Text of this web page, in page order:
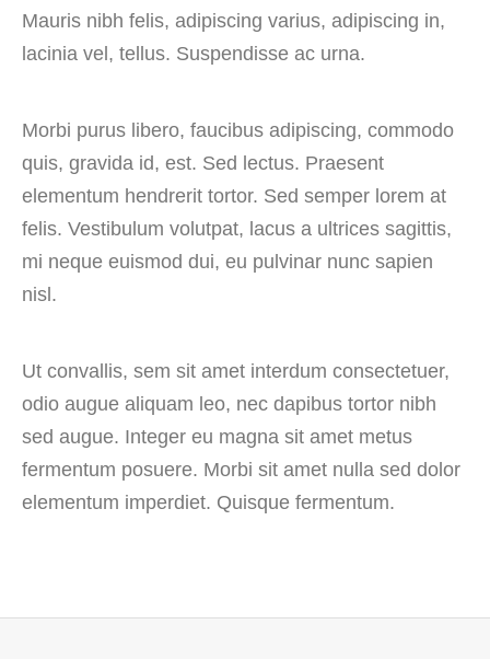
Mauris nibh felis, adipiscing varius, adipiscing in,
lacinia vel, tellus. Suspendisse ac urna.
Morbi purus libero, faucibus adipiscing, commodo
quis, gravida id, est. Sed lectus. Praesent
elementum hendrerit tortor. Sed semper lorem at
felis. Vestibulum volutpat, lacus a ultrices sagittis,
mi neque euismod dui, eu pulvinar nunc sapien
nisl.
Ut convallis, sem sit amet interdum consectetuer,
odio augue aliquam leo, nec dapibus tortor nibh
sed augue. Integer eu magna sit amet metus
fermentum posuere. Morbi sit amet nulla sed dolor
elementum imperdiet. Quisque fermentum.